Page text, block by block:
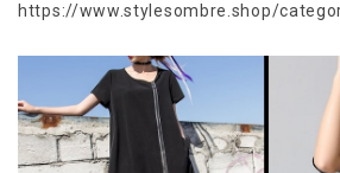
https://www.stylesombre.shop/